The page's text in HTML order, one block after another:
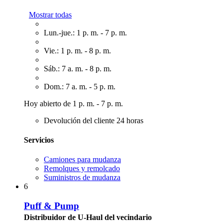
Mostrar todas
Lun.-jue.: 1 p. m. - 7 p. m.
Vie.: 1 p. m. - 8 p. m.
Sáb.: 7 a. m. - 8 p. m.
Dom.: 7 a. m. - 5 p. m.
Hoy abierto de 1 p. m. - 7 p. m.
Devolución del cliente 24 horas
Servicios
Camiones para mudanza
Remolques y remolcado
Suministros de mudanza
6
Puff & Pump
Distribuidor de U-Haul del vecindario